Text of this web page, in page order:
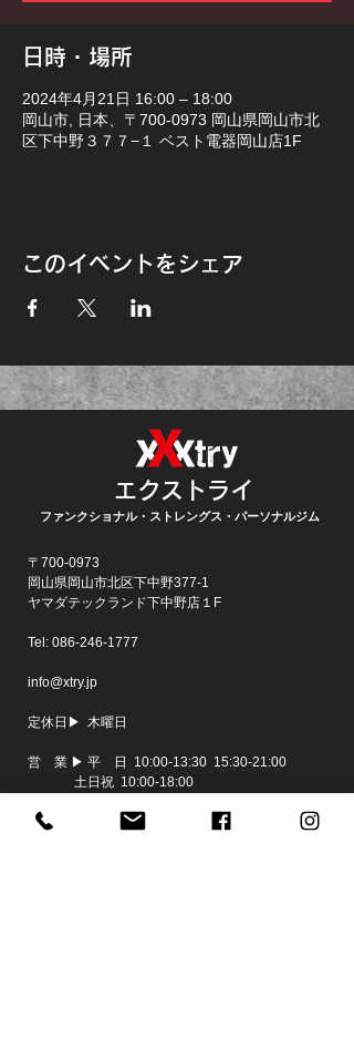
日時・場所
2024年4月21日 16:00 – 18:00
岡山市, 日本、〒700-0973 岡山県岡山市北
区下中野３７７−１ ベスト電器岡山店1F
このイベントをシェア
エクストライ
ファンクショナル・ストレングス・パーソナルジム
〒700-0973
岡山県岡山市北区下中野377-1
​ヤマダテックランド下中野店１F
Tel: 086-246-1777
info@xtry.jp
定休日▶ 木曜日
営 業 ▶ 平 日 10:00-13:30 15:30-21:00
土日祝 10:00-18:00